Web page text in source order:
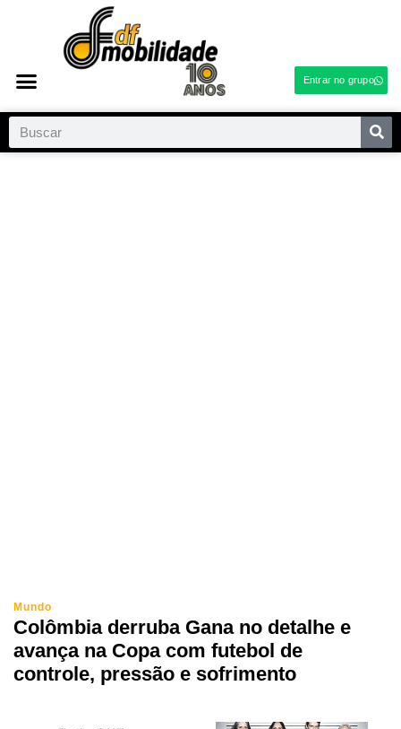
Entrar no grupo
Mundo
Colômbia derruba Gana no detalhe e
avança na Copa com futebol de
controle, pressão e sofrimento